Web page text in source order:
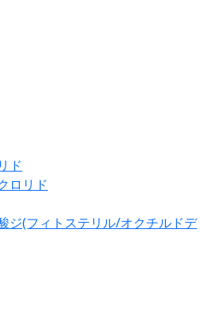
ド
ロリド
ジ(フィトステリル/オクチルドデ